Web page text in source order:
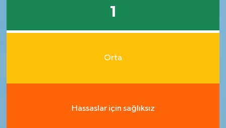
1
Orta
Hassaslar için sağlıksız